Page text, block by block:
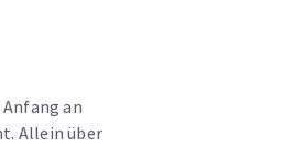
an
Allein über